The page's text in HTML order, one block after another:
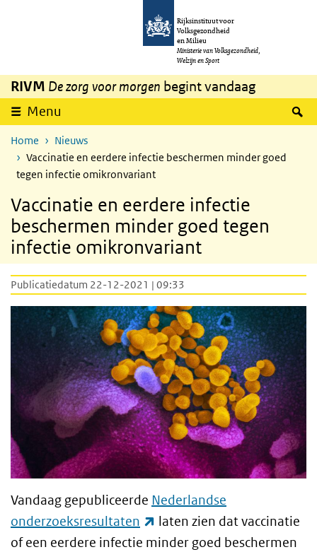
Overslaan en naar de inhoud gaan
Rijksinstituut voor
Volksgezondheid
en Milieu
Ministerie van Volksgezondheid,
Welzijn en Sport
RIVM De zorg voor morgen begint vandaag
Menu
Home
Nieuws
Vaccinatie en eerdere infectie beschermen minder goed
tegen infectie omikronvariant
Vaccinatie en eerdere infectie
beschermen minder goed tegen
infectie omikronvariant
Publicatiedatum 22-12-2021 | 09:33
Vandaag gepubliceerde Nederlandse
onderzoeksresultaten
(externe link)
laten zien dat vaccinatie
of een eerdere infectie minder goed beschermen